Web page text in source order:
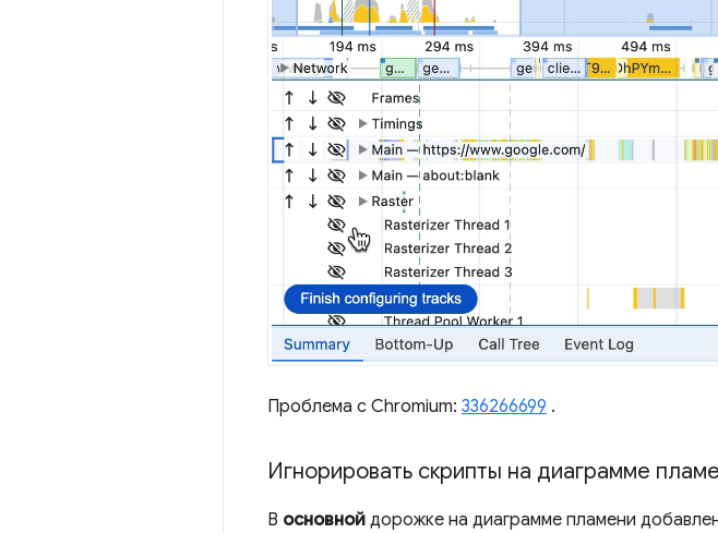
Проблема с Chromium: 336266699 .
Игнорировать скрипты на диаграмме
В основной дорожке на диаграмме пламени